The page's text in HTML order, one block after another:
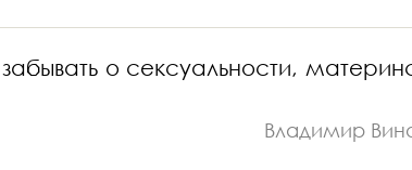
о сексуальности,
Владимир